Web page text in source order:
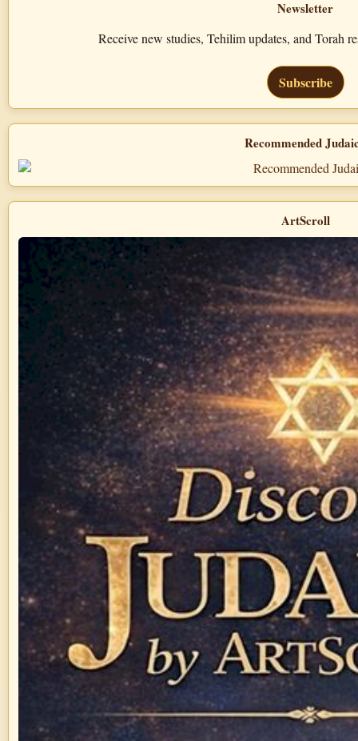
Newsletter
Receive new studies, Tehilim updates, and Torah
Subscribe
Recommended
ArtScroll